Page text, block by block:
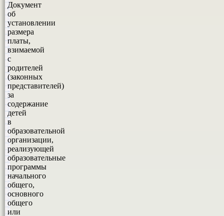
Документ
об
установлении
размера
платы,
взимаемой
с
родителей
(законных
представителей)
за
содержание
детей
в
образовательной
организации,
реализующей
образовательные
программы
начального
общего,
основного
общего
или